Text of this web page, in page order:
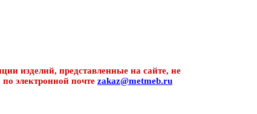
изделий, представленные на сайте, не
электронной почте zakaz@metmeb.ru